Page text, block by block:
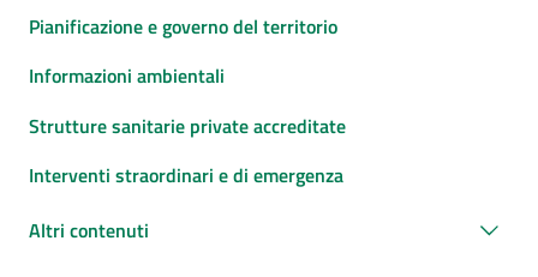
Pianificazione e governo del territorio
Informazioni ambientali
Strutture sanitarie private accreditate
Interventi straordinari e di emergenza
Altri contenuti